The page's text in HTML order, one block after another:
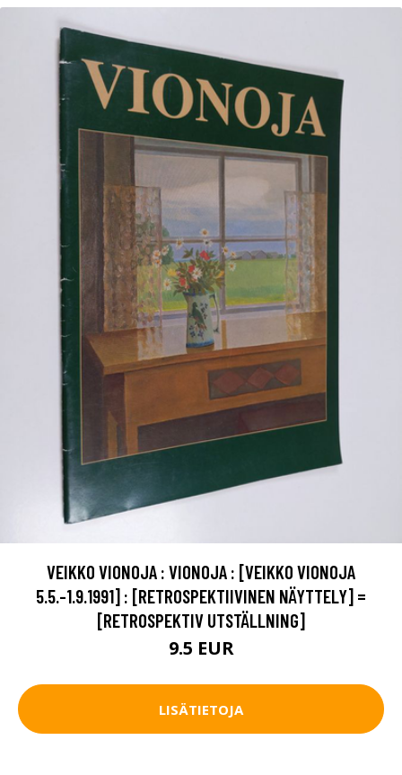
VEIKKO VIONOJA : VIONOJA : [VEIKKO VIONOJA
5.5.-1.9.1991] : [RETROSPEKTIIVINEN NÄYTTELY] =
[RETROSPEKTIV UTSTÄLLNING]
9.5 EUR
LISÄTIETOJA